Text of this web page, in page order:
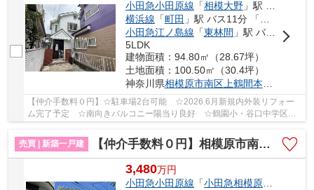
小田急小田原線 「相模大野」駅 徒歩27分
横浜線 「町田 」駅 バス11分 「かわせみ会館前」 停歩6分
小田急江ノ島線 「東林間 」駅 バス7分 「上鶴間高校入口」 停歩5分
5LDK
建物面積：94.80㎡（28.67坪）
土地面積：100.50㎡（30.4坪）
神奈川県相模原市南区上鶴間本町
【仲介手数料０円】☆駐車場2台可能 ☆2026.6月新規内外装リフォー
ム完了予定 ☆南向きバルコニー陽当り良好 ☆鶴園小・谷口中学区
売買 | 新築一戸建
【仲介手数料０円】相模原市南区相模台4丁目5期 新築一戸建て
3,480万円
小田急小田原線 「小田急相模原」駅 徒歩